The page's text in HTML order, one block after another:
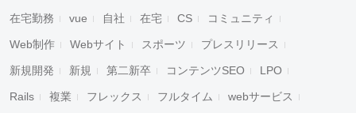
在宅勤務 vue 自社 在宅 CS コミュニティ
Web制作 Webサイト スポーツ プレスリリース
新規開発 新規 第二新卒 コンテンツSEO LPO
Rails 複業 フレックス フルタイム webサービス